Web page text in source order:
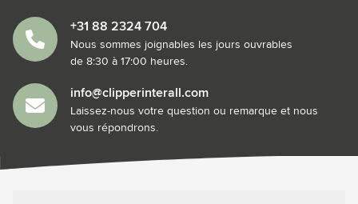
+31 88 2324 704
Nous sommes joignables les jours ouvrables
de 8:30 à 17:00 heures.
info@clipperinterall.com
Laissez-nous votre question ou remarque et nous
vous répondrons.